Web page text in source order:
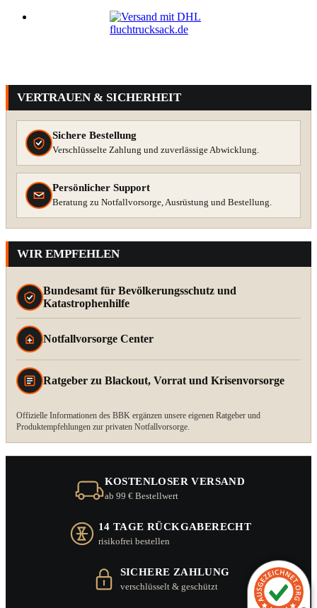
VERTRAUEN & SICHERHEIT
Sichere Bestellung
Verschlüsselte Zahlung und zuverlässige Abwicklung.
Persönlicher Support
Beratung zu Notfallvorsorge, Ausrüstung und Bestellung.
WIR EMPFEHLEN
Bundesamt für Bevölkerungsschutz und
Katastrophenhilfe
Notfallvorsorge Center
Ratgeber zu Blackout, Vorrat und Krisenvorsorge
Offizielle Informationen des BBK ergänzen unsere eigenen Ratgeber und
Produktempfehlungen zur privaten Notfallvorsorge.
KOSTENLOSER VERSAND
ab 99 € Bestellwert
14 TAGE RÜCKGABERECHT
risikofrei bestellen
SICHERE ZAHLUNG
verschlüsselt & geschützt